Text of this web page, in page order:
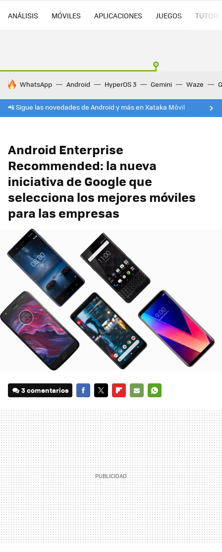
ANÁLISIS MÓVILES APLICACIONES JUEGOS
HOY SE HABLA DE
WhatsApp Android HyperOS 3 Gemini Waze
📲 Sigue las novedades de Android y más en Xataka Móvil
Android Enterprise
Recommended: la nueva
iniciativa de Google que
selecciona los mejores móviles
para las empresas
3 comentarios
MAIL